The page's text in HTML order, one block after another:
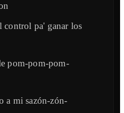
control pa' ganar los
pom-pom-pom-
a mi sazón-zón-